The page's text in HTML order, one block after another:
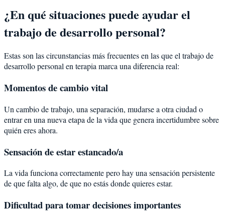
¿En qué situaciones puede ayudar el
trabajo de desarrollo personal?
Estas son las circunstancias más frecuentes en las que el trabajo de
desarrollo personal en terapia marca una diferencia real:
Momentos de cambio vital
Un cambio de trabajo, una separación, mudarse a otra ciudad o
entrar en una nueva etapa de la vida que genera incertidumbre sobre
quién eres ahora.
Sensación de estar estancado/a
La vida funciona correctamente pero hay una sensación persistente
de que falta algo, de que no estás donde quieres estar.
Dificultad para tomar decisiones importantes